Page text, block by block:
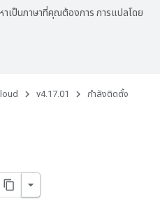
าเป็นภาษาที่คุณต้องการ การแปลโดย
v4.17.01 กำลังติดตั้ง